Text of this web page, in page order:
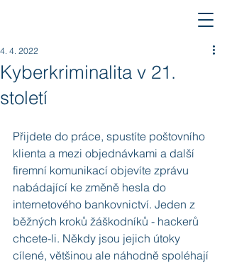
Kyberkriminalita v 21.
století
4. 4. 2022
Přijdete do práce, spustíte poštovního
klienta a mezi objednávkami a další
firemní komunikací objevíte zprávu
nabádající ke změně hesla do
internetového bankovnictví. Jeden z
běžných kroků žáškodníků - hackerů
chcete-li. Někdy jsou jejich útoky
cílené, většinou ale náhodně spoléhají